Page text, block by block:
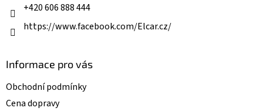
v
+420 606 888 444
https://www.facebook.com/Elcar.cz/
Informace pro vás
Obchodní podmínky
Cena dopravy